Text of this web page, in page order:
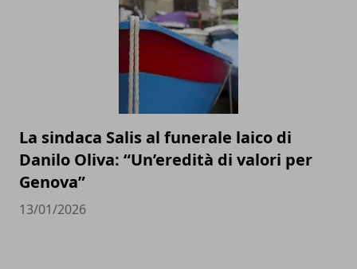
La sindaca Salis al funerale laico di
Danilo Oliva: “Un’eredità di valori per
Genova”
13/01/2026